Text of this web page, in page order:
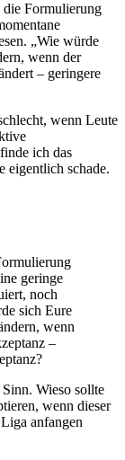
die Formulierung
„Wie würde
wenn der
– geringere
wenn Leute
ich das
eigentlich schade.
geringe
noch
sich Eure
wenn
–
Wieso sollte
wenn dieser
anfangen